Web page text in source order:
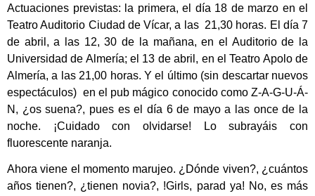
Actuaciones previstas: la primera, el día 18 de marzo en el
Teatro Auditorio Ciudad de Vícar, a las 21,30 horas. El día 7
de abril , a las 12, 30 de la mañana, en el Auditorio de la
Universidad de Almería; el 13 de abril, en el Teatro Apolo de
Almería, a las 21,00 horas. Y el último (sin descartar nuevos
espectáculos) en el pub mágico conocido como Z-A-G-U-Á-
N, ¿os suena?, pues es el día 6 de mayoa las once de la
noche. ¡Cuidado con olvidarse! Lo subrayáis con
fluorescente naranja.
Ahora viene el momento marujeo. ¿Dónde viven?, ¿cuántos
años tienen?, ¿tienen novia?, !Girls, parad ya! No, es más